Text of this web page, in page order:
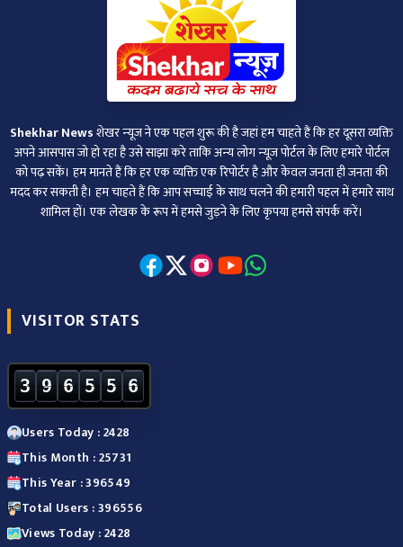
Shekhar Newsशेखर न्‍यूज ने एक पहल शुरू की है जहां हम चाहते हैं कि हर दूसरा व्‍यक्ति
अपने आसपास जो हो रहा है उसे साझा करे ताकि अन्‍य लोग न्‍यूज पोर्टल के लिए हमारे पोर्टल
को पढ़ सकें। हम मानते हैं कि हर एक व्यक्ति एक रिपोर्टर है और केवल जनता ही जनता की
मदद कर सकती है। हम चाहते हैं कि आप सच्चाई के साथ चलने की हमारी पहल में हमारे साथ
शामिल हों। एक लेखक के रूप में हमसे जुड़ने के लिए कृपया हमसे संपर्क करें।
VISITOR STATS
3 9 6 5 5 6
Users Today : 2428
This Month : 25731
This Year : 396549
Total Users : 396556
Views Today : 2428